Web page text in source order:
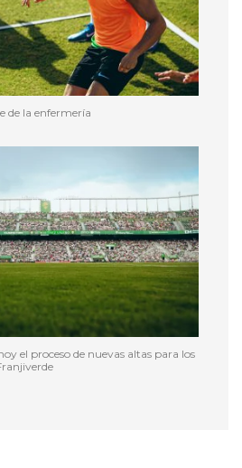
de la enfermería
el proceso de nuevas altas para los